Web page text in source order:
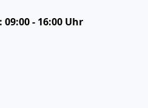
09:00 - 16:00 Uhr